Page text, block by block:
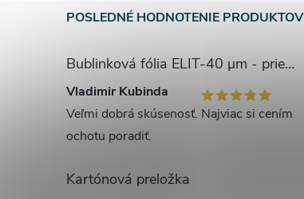
POSLEDNÉ HODNOTENIE PRODUKTOV
Bublinková fólia ELIT-40 μm - priemer bubliny 1cm
Vladimir Kubinda
Veľmi dobrá skúsenosť. Najviac si cením
ochotu poradiť.
Kartónová preložka